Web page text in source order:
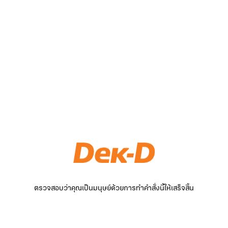
ตรวจสอบว่าคุณเป็นมนุษย์ด้วยการทำคำสั่งนี้ให้เสร็จสิ้น